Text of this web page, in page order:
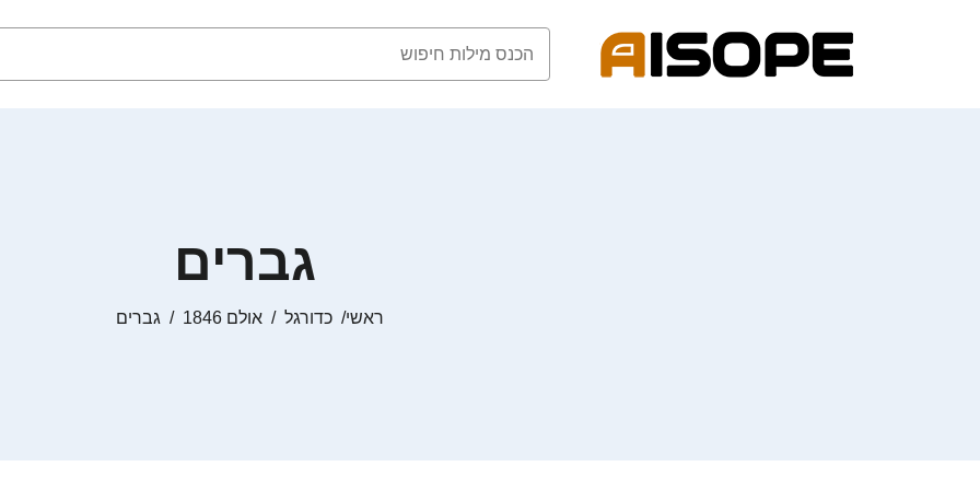
גברים
ראשי כדורגל אולם 1846 גברים